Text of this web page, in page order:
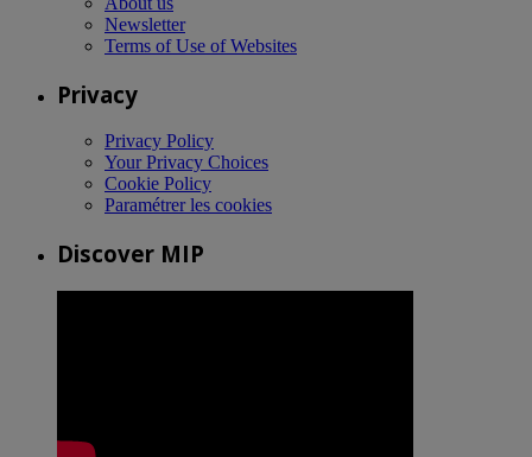
Newsletter
Terms of Use of Websites
Privacy
Privacy Policy
Your Privacy Choices
Cookie Policy
Paramétrer les cookies
Discover MIP